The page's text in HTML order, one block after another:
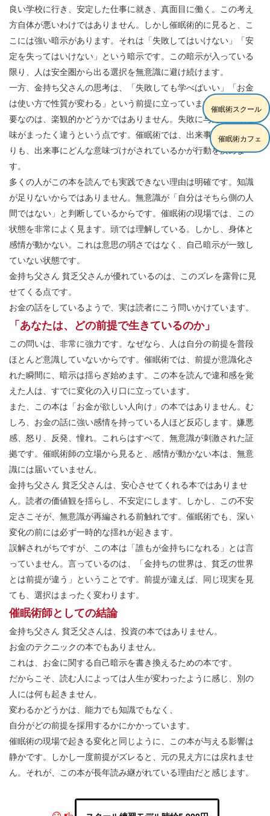
良い学校に行き、安定した仕事に就き、真面目に働く。この考え
方自体が悪いわけではありません。しかし催眠術的に見ると、こ
こには強い暗示があります。それは「失敗してはいけない」「安
定を失ってはいけない」という暗示です。この暗示が入っている
限り、人は安全圏から出る選択を無意識に避け続けます。
一方、金持ち父さんの思考は、「失敗しても学べばいい」「お金
は使い方で性質が変わる」という前提に立っています。ここで重
要なのは、楽観的かどうかではありません。失敗に与えている意
味がまったく違うという点です。催眠術では、出来事そのものよ
りも、出来事にどんな意味づけがされているかが行動を決めま
す。
多くの人がこの本を読んでも実践できない理由は明確です。知識
が足りないからではありません。無意識が「自分はそちら側の人
間ではない」と判断しているからです。催眠術の現場では、この
状態を非常によく見ます。頭では理解している。しかし、身体と
感情が動かない。これは意思の弱さではなく、自己暗示が一致し
ていない状態です。
金持ち父さん 貧乏父さんが優れているのは、このズレを露骨に見
せてくる点です。
お金の話をしているようで、実は読者にこう問いかけています。
「あなたは、どの前提で生きているのか」
この問いは、非常に強力です。なぜなら、人は自分の前提を普段
ほとんど意識していないからです。催眠術では、前提が意識化さ
れた瞬間に、暗示は揺らぎ始めます。この本を読んで違和感を覚
えた人は、すでに変化の入り口に立っています。
また、この本は「お金が欲しい人向け」の本ではありません。む
しろ、お金の話に強い感情を持っている人ほど反応します。嫌悪
感、怒り、反発、憧れ。これらはすべて、無意識が刺激された証
拠です。催眠術師の立場から見ると、感情が動かない本は、無意
識には届いていません。
金持ち父さん 貧乏父さんは、安心させてくれる本ではありませ
ん。読者の価値観を揺らし、不安定にします。しかし、この不安
定さこそが、無意識が再編される前触れです。催眠術でも、深い
変化の前には必ず一時的な揺れが起きます。
誤解されがちですが、この本は「誰もが金持ちになれる」とは言
っていません。言っているのは、「金持ちの世界は、貧乏の世界
とは前提が違う」ということです。前提が違えば、同じ現実を見
ても、選択はまったく変わります。
催眠術師としての結論
金持ち父さん 貧乏父さんは、投資の本ではありません。
お金のテクニックの本でもありません。
これは、お金に関する自己暗示を書き換えるための本です。
だからこそ、読む人によっては人生が変わったように感じ、別の
人には何も起きません。
変わるかどうかは、能力でも知識でもなく、
自分がどの前提を採用するかにかかっています。
催眠術の現場で起きる変化と同じように、この本が与える影響は
静かです。しかし一度前提がズレると、元の見え方には戻れませ
ん。それが、この本が長年読み継がれている理由だと感じます。
催眠術スクール
催眠術カフェ